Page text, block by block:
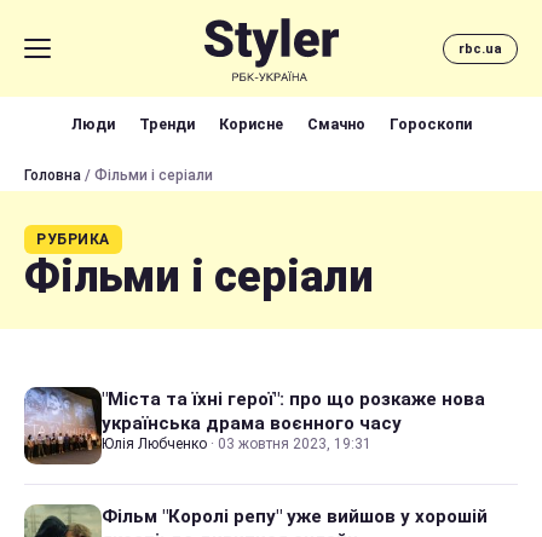
rbc.ua
Люди Тренди Корисне Смачно Гороскопи
Головна / Фільми і серіали
РУБРИКА
Фільми і серіали
"Міста та їхні герої": про що розкаже нова
українська драма воєнного часу
Юлія Любченко · 03 жовтня 2023, 19:31
Фільм "Королі репу" уже вийшов у хорошій